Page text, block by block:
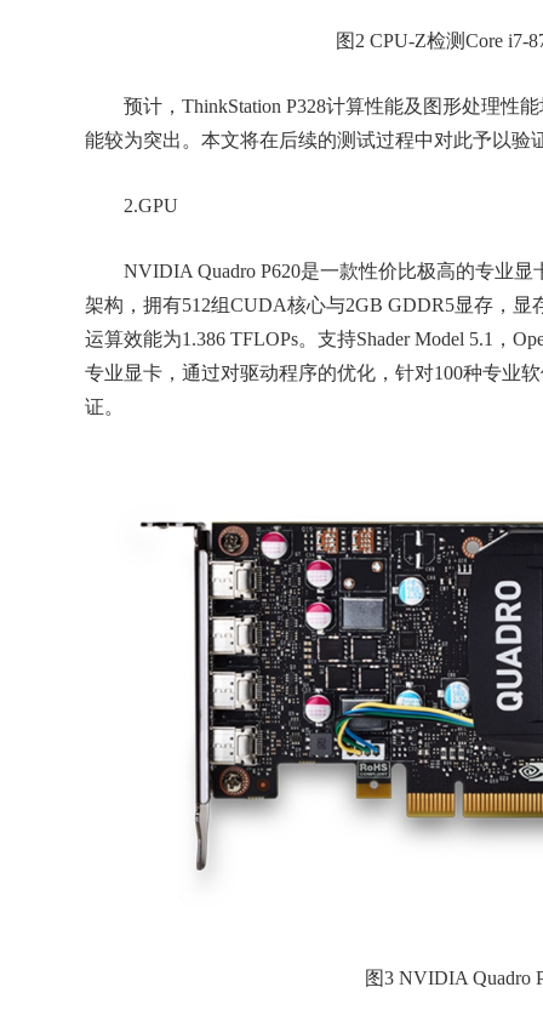
图2 CPU-Z检测Core i7-
预计，ThinkStation P328计算性能及图形处理性
能较为突出。本文将在后续的测试过程中对此予以验
2.GPU
NVIDIA Quadro P620是一款性价比极高的专业显
架构，拥有512组CUDA核心与2GB GDDR5显存，显
运算效能为1.386 TFLOPs。支持Shader Model 5.1，
专业显卡，通过对驱动程序的优化，针对100种专业
证。
图3 NVIDIA Quadro